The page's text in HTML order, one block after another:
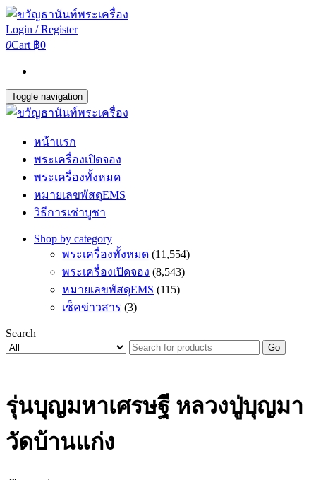
Login / Register
0Cart ฿0
Toggle navigation
หน้าแรก
พระเครื่องเปิดจอง
พระเครื่องทั้งหมด
หมายเลขพัสดุEMS
วิธีการเช่าบูชา
Shop by category
พระเครื่องทั้งหมด (11,554)
พระเครื่องเปิดจอง (8,543)
หมายเลขพัสดุEMS (115)
เช็คข่าวสาร (3)
Search
Go
รุ่นบุญมหาเศรษฐี หลวงปู่บุญมา
วัดบ้านแก่ง